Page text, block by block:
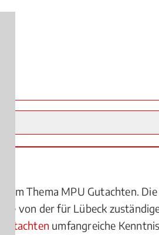
Thema MPU Gutachten. Die
von der für Lübeck
umfangreiche